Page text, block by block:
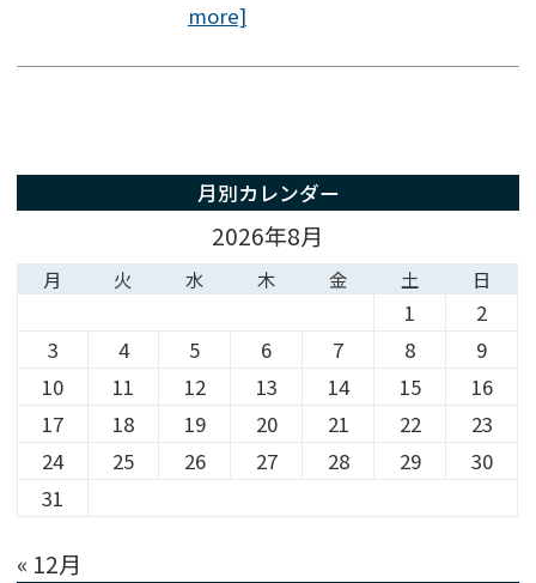
more]
月別カレンダー
2026年8月
月 火 水 木 金 土 日
1
2
3
4 5 6 7 8
9
10
11 12 13 14 15
16
17
18 19 20 21 22
23
24
25 26 27 28 29
30
31
« 12月